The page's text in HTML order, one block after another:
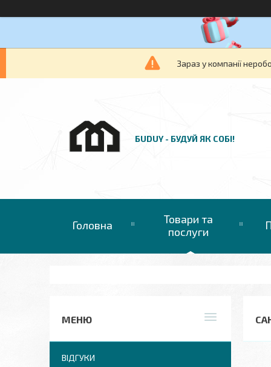
Зараз у компанії
БUDUY - БУДУЙ ЯК СОБІ!
Головна
Товари та
послуги
ВІДГУКИ